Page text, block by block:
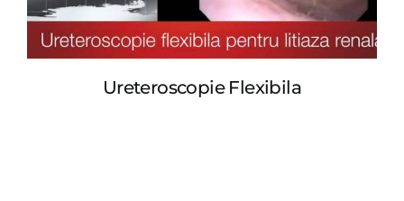
Ureteroscopie Flexibila